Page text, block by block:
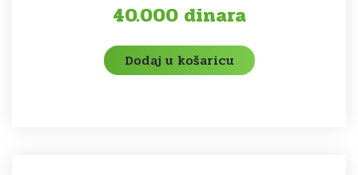
40.000 dinara
Dodaj u košaricu